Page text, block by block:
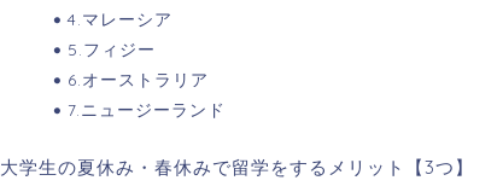
4.マレーシア
5.フィジー
6.オーストラリア
7.ニュージーランド
大学生の夏休み・春休みで留学をするメリット【3つ】